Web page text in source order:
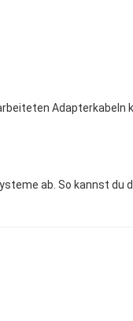
ab. So kannst